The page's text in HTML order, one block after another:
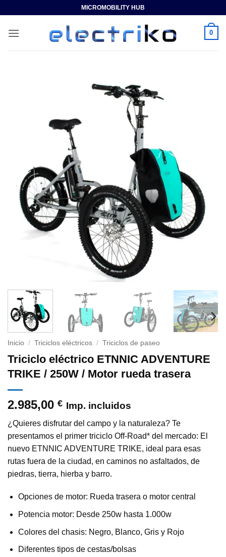
contenido
MICROMOBILITY HUB
0
Inicio / Triciclos eléctricos / Triciclos de paseo
Triciclo eléctrico ETNNIC ADVENTURE
TRIKE / 250W / Motor rueda trasera
2.985,00 € Imp. incluidos
¿Quieres disfrutar del campo y la naturaleza? Te
presentamos el primer triciclo Off-Road* del mercado: El
nuevo ETNNIC ADVENTURE TRIKE, ideal para esas
rutas fuera de la ciudad, en caminos no asfaltados, de
piedras, tierra, hierba y barro.
Opciones de motor: Rueda trasera o motor central
Potencia motor: Desde 250w hasta 1.000w
Colores del chasis: Negro, Blanco, Gris y Rojo
Diferentes tipos de cestas/bolsas